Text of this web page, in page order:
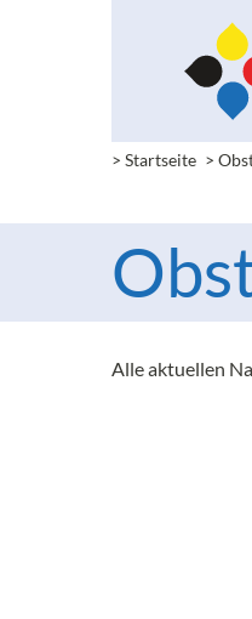
> Startseite >
Alle aktuellen